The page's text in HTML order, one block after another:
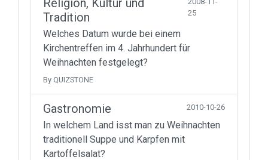
Religion, Kultur und
Tradition
25
Welches Datum wurde bei einem
Kirchentreffen im 4. Jahrhundert für
Weihnachten festgelegt?
By QUIZSTONE
Gastronomie 2010-10-26
In welchem Land isst man zu Weihnachten
traditionell Suppe und Karpfen mit
Kartoffelsalat?